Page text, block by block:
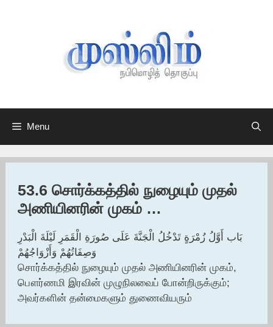
Menu
53.6 சொர்க்கத்தில் நுழையும் முதல்
அணியினரின் முகம் …
بَاب أَوَّلُ زُمْرَةٍ تَدْخُلُ الْجَنَّةَ عَلَى صُورَةِ الْقَمَرِ لَيْلَةَ الْبَدْرِ
وَصِفَاتُهُمْ وَأَزْوَاجُهُمْ
சொர்க்கத்தில் நுழையும் முதல் அணியினரின் முகம்,
பௌர்ணமி இரவின் முழுநிலவைப் போன்றிருக்கும்;
அவர்களின் தன்மைகளும் துணைவியரும்